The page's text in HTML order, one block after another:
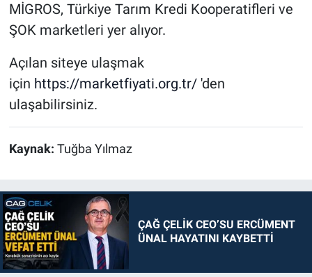
MİGROS, Türkiye Tarım Kredi Kooperatifleri ve
ŞOK marketleri yer alıyor.
Açılan siteye ulaşmak
için https://marketfiyati.org.tr/'den
ulaşabilirsiniz.
Kaynak: Tuğba Yılmaz
ÇAĞ ÇELİK CEO’SU ERCÜMENT
ÜNAL HAYATINI KAYBETTİ